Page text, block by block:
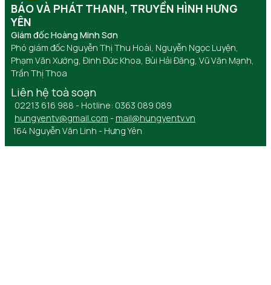
BÁO VÀ PHÁT THANH, TRUYỀN HÌNH HƯNG
YÊN
Giám đốc Hoàng Minh Sơn
Phó giám đốc Nguyễn Thị Thu Hoài, Nguyễn Ngọc Luyện,
Phạm Văn Xướng, Đinh Đức Khoa, Bùi Hải Đăng, Vũ Văn Mạnh,
Trần Thị Thoa
Liên hệ toà soạn
02213 616 988 - Hotline: 0363 089 089
hungyentv@gmail.com - mail@hungyentv.vn
164 Nguyễn Văn Linh - Hưng Yên